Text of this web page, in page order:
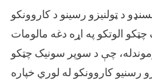
د ټولنیزو رسینو د کاروونکو
الوتکو په اړه دغه مالومات
چې د سوپر سونیک چټکو
رسنیو کاروونکو له لوري خپاره